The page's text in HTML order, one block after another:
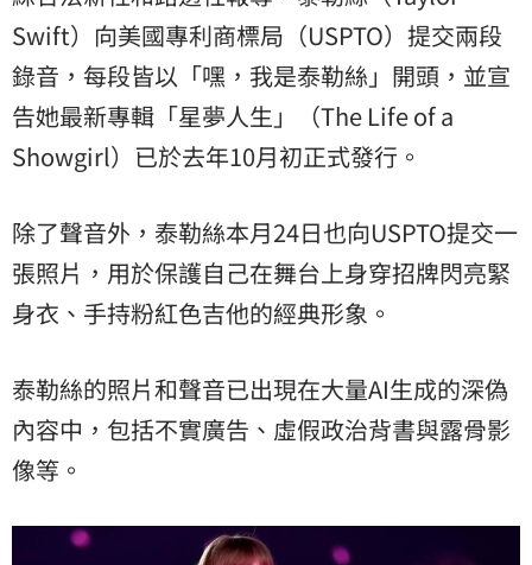
Swift）向美國專利商標局（USPTO）提交兩段
錄音，每段皆以「嘿，我是泰勒絲」開頭，並宣
告她最新專輯「星夢人生」（The Life of a
Showgirl）已於去年10月初正式發行。
除了聲音外，泰勒絲本月24日也向USPTO提交一
張照片，用於保護自己在舞台上身穿招牌閃亮緊
身衣、手持粉紅色吉他的經典形象。
泰勒絲的照片和聲音已出現在大量AI生成的深偽
內容中，包括不實廣告、虛假政治背書與露骨影
像等。